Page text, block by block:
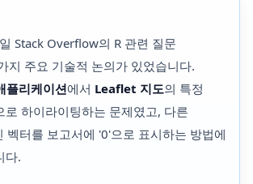
Stack Overflow의 R 관련 질문
지 주요 기술적 논의가 있었습니다.
플리케이션에서 Leaflet 지도의 특정
로 하이라이팅하는 문제였고, 다른
벡터를 보고서에 '0'으로 표시하는 방법에
다.